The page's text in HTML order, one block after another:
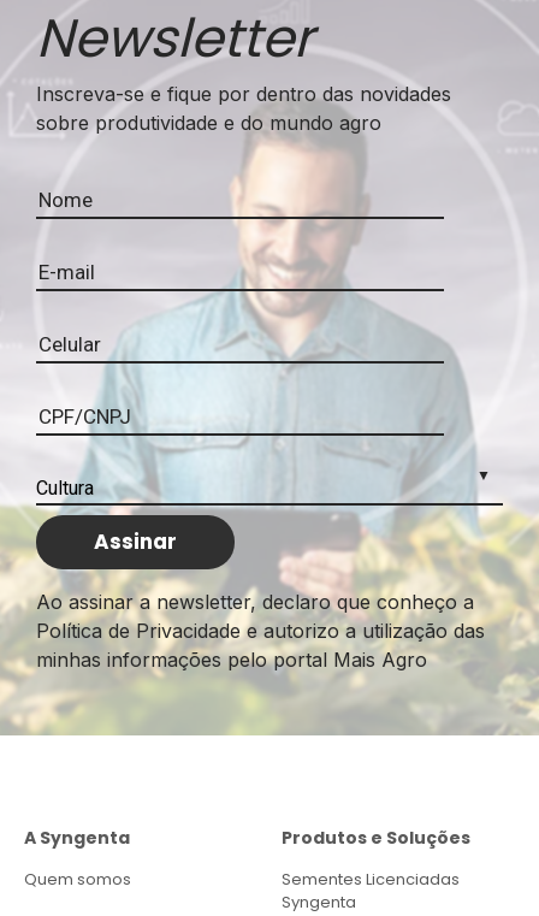
Newsletter
Inscreva-se e fique por dentro das novidades
sobre produtividade e do mundo agro
Ao assinar a newsletter, declaro que conheço a
Política de Privacidade e autorizo a utilização das
minhas informações pelo portal Mais Agro
A Syngenta
Quem somos
Produtos e Soluções
Sementes Licenciadas
Syngenta